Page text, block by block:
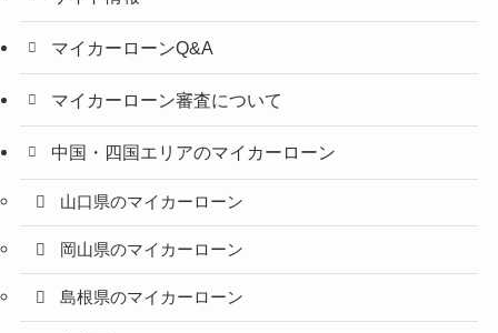
マイカーローンQ&A
マイカーローン審査について
中国・四国エリアのマイカーローン
山口県のマイカーローン
岡山県のマイカーローン
島根県のマイカーローン